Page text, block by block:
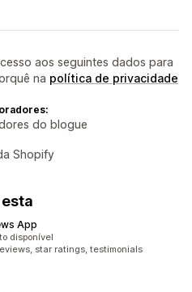
aos seguintes dados para
na política de privacidade
do blogue
Shopify
App
disponível
star ratings, testimonials